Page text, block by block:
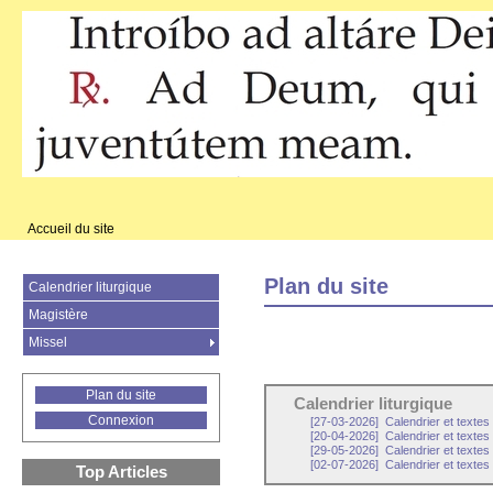
Accueil du site
Plan du site
Calendrier liturgique
[27-03-2026] Calendrier et
[20-04-2026] Calendrier et
[29-05-2026] Calendrier et
[02-07-2026] Calendrier et
Calendrier liturgique
Magistère
Missel
Plan du site
Connexion
Top Articles